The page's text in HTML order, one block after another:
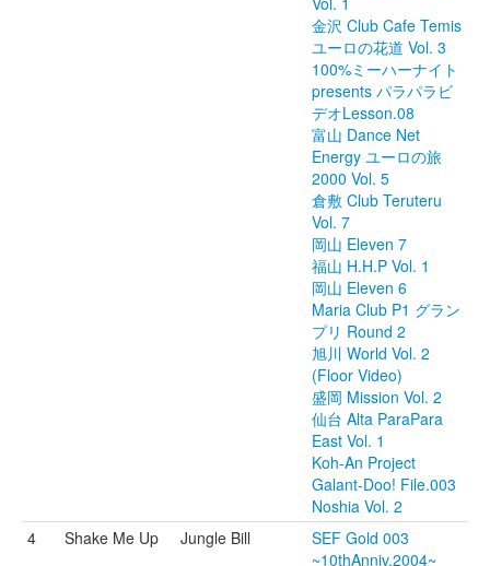
金沢 Club Cafe Temis
ユーロの花道 Vol. 3
100%ミーハーナイト
presents パラパラビ
デオLesson.08
富山 Dance Net
Energy ユーロの旅
2000 Vol. 5
倉敷 Club Teruteru
Vol. 7
岡山 Eleven 7
福山 H.H.P Vol. 1
岡山 Eleven 6
Maria Club P1 グラン
プリ Round 2
旭川 World Vol. 2
(Floor Video)
盛岡 Mission Vol. 2
仙台 Alta ParaPara
East Vol. 1
Koh-An Project
Galant-Doo! File.003
Noshia Vol. 2
4
Shake Me Up Jungle Bill
SEF Gold 003
~10thAnniv.2004~